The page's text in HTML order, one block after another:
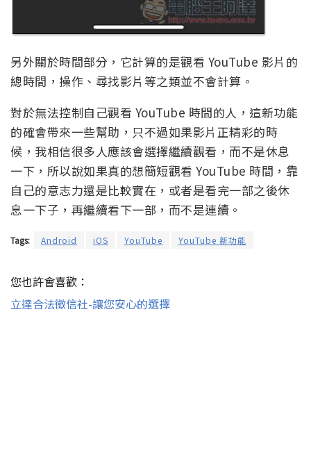
另外關於時間部分，它計算的是觀看 YouTube 影片的
總時間，操作、尋找影片等之類並不會計算。
對於無法控制自己觀看 YouTube 時間的人，這新功能
的確會帶來一些幫助，只不過如果影片正精彩的時
候，我相信很多人應該會選擇繼續觀看，而不是休息
一下，所以說如果真的想簡短觀看 YouTube 時間，靠
自己的意志力還是比較實在，或者是看完一部之後休
息一下子，再繼續看下一部，而不是連續。
Tags: Android iOS YouTube YouTube 新功能
您也許會喜歡：
立達合法徵信社-讓您安心的選擇